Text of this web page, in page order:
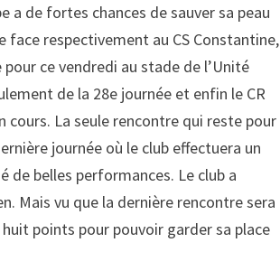
a de fortes chances de sauver sa peau
respectivement au CS Constantine,
ce vendredi au stade de l’Unité
de la 28e journée et enfin le CR
cours. La seule rencontre qui reste pour
journée où le club effectuera un
de belles performances. Le club a
Mais vu que la dernière rencontre sera
points pour pouvoir garder sa place